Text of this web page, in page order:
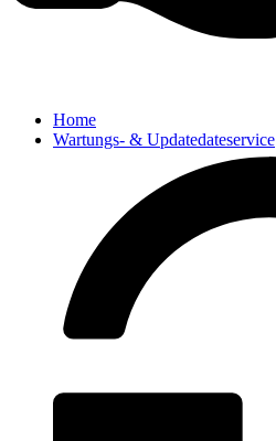
Home
Wartungs- & Updatedateservice